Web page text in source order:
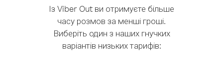
Із Viber Out ви отримуєте більше
часу розмов за менші гроші.
Виберіть один з наших гнучких
варіантів низьких тарифів: